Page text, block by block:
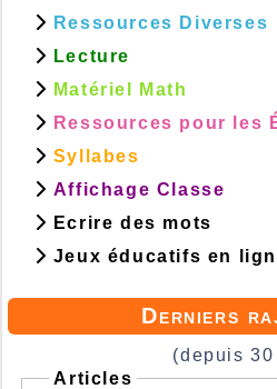
Derniers
(depuis
Articles
Ressources Diverses
Lecture
Matériel Math
Ressources pour les
Syllabes
Affichage Classe
Ecrire des mots
Jeux éducatifs en